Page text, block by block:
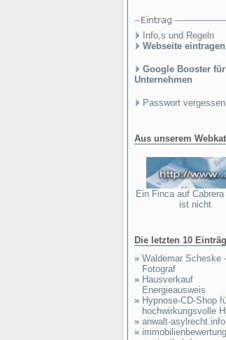
Info,s und Regeln
Webseite eintragen
Google Booster für
Unternehmen
Passwort
Aus unserem
Ein Finca auf
ist nicht
Die letzten 10
» Waldemar Scheske -
Fotograf
» Hausverkauf
Energieausweis
» Hypnose-CD-Shop
hochwirkungsvolle
» anwalt-asylrecht.info
»